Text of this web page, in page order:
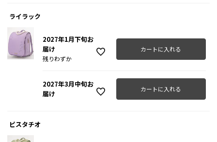
ライラック
2027年1月下旬お
届け
残りわずか
カートに入れる
2027年3月中旬お
届け
カートに入れる
ピスタチオ